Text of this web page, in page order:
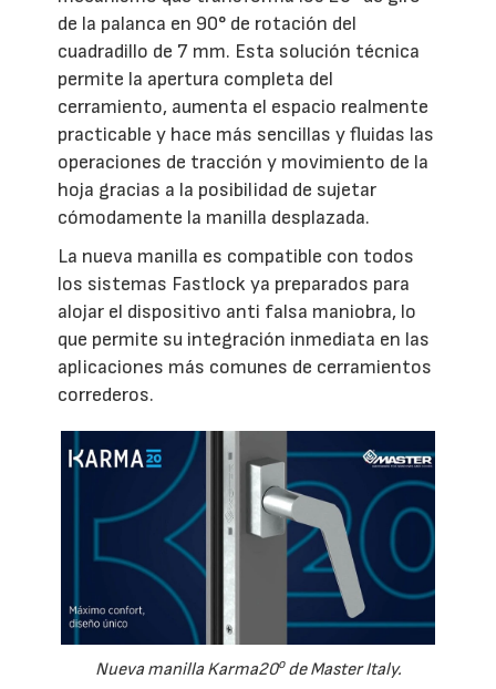
de la palanca en 90° de rotación del
cuadradillo de 7 mm. Esta solución técnica
permite la apertura completa del
cerramiento, aumenta el espacio realmente
practicable y hace más sencillas y fluidas las
operaciones de tracción y movimiento de la
hoja gracias a la posibilidad de sujetar
cómodamente la manilla desplazada.
La nueva manilla es compatible con todos
los sistemas Fastlock ya preparados para
alojar el dispositivo anti falsa maniobra, lo
que permite su integración inmediata en las
aplicaciones más comunes de cerramientos
correderos.
Nueva manilla Karma20o de Master Italy.